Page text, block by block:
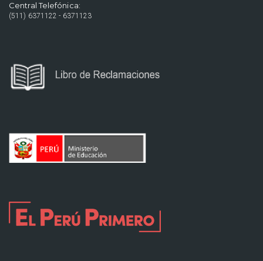
Central Telefónica:
(511) 6371122 - 6371123